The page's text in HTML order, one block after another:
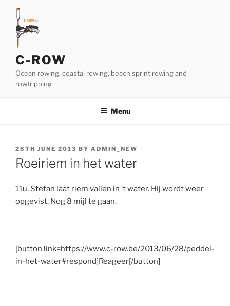
content
C-ROW
Ocean rowing, coastal rowing, beach sprint rowing and
rowtripping
Menu
POSTED
ON
28TH JUNE 2013 BY ADMIN_NEW
Roeiriem in het water
11u. Stefan laat riem vallen in ‘t water. Hij wordt weer
opgevist. Nog 8 mijl te gaan.
[button link=https://www.c-row.be/2013/06/28/peddel-
in-het-water#respond]Reageer[/button]